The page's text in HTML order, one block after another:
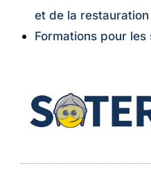
et de la restauration
Formations pour